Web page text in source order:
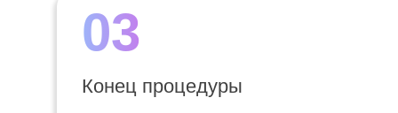
03
Конец процедуры